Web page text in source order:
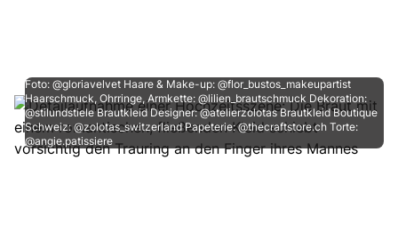
Foto: @gloriavelvet Haare & Make-up: @flor_bustos_makeupartist
Haarschmuck, Ohrringe, Armkette: @lilien_brautschmuck Dekoration:
@stilundstiele Brautkleid Designer: @atelierzolotas Brautkleid Boutique
Schweiz: @zolotas_switzerland Papeterie: @thecraftstore.ch Torte:
@angie.patissiere